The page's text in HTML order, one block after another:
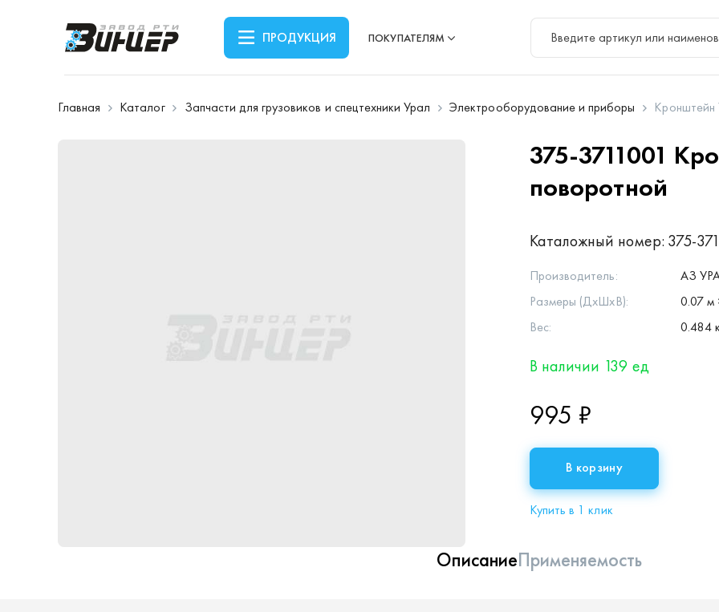
ПРОДУКЦИЯ ПОКУПАТЕЛЯМ
Главная Каталог Запчасти для грузовиков и спецтехники Урал Электрооборудование и приборы
375-3711001
поворотной
Каталожный номер: 375-
Производитель:
АЗ
Размеры (ДхШхВ):
0.07 м
Вес:
0.484
В наличии 139 ед
995 ₽
В корзину
Купить в 1 клик
ОписаниеПрименяемость